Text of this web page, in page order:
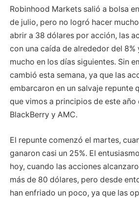
Robinhood Markets salió a bolsa
de julio, pero no logró hacer
abrir a 38 dólares por acción, las
con una caída de alrededor del 8%
mucho en los días siguientes. Sin
cambió esta semana, ya que las
embarcaron en un salvaje repunte
que vimos a principios de este año
BlackBerry y AMC.
El repunte comenzó el martes,
ganaron casi un 25%. El
hoy, cuando las acciones
más de 80 dólares, pero desde
han enfriado un poco, ya que las